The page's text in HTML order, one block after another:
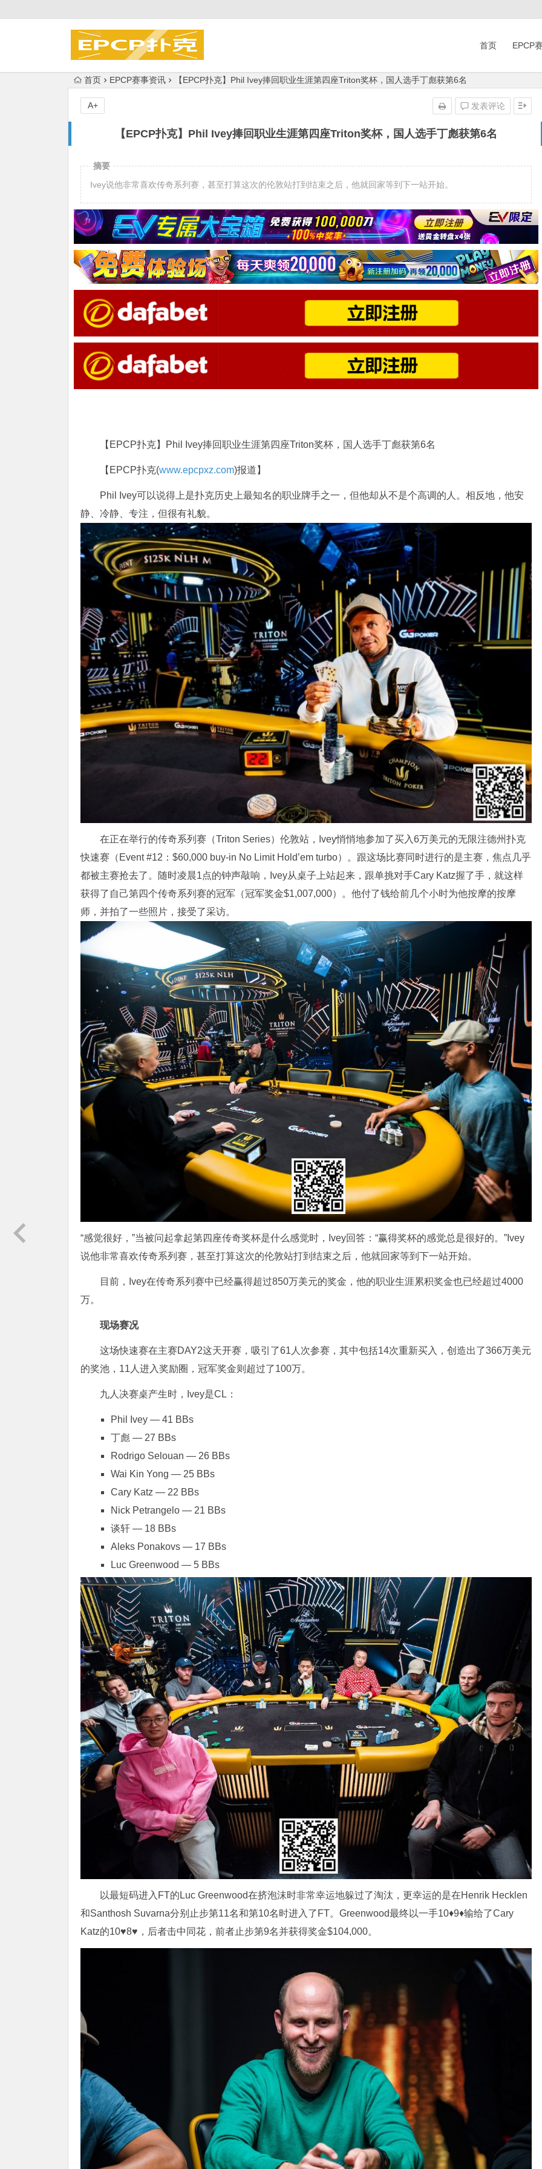
首页 EPCP
首页 EPCP赛事资讯 【EPCP扑克】Phil Ivey捧回职业生涯第四座Triton奖杯，国人选手丁彪获第6名
【EPCP扑克】Phil Ivey捧回职业生涯第四座Triton奖杯，国人选手丁彪获第6名
发表评论
A+
摘要
Ivey说他非常喜欢传奇系列赛，甚至打算这次的伦敦站打到结束之后，他就回家等到下一站开始。
【EPCP扑克】Phil Ivey捧回职业生涯第四座Triton奖杯，国人选手丁彪获第6名
【EPCP扑克(www.epcpxz.com)报道】
Phil Ivey可以说得上是扑克历史上最知名的职业牌手之一，但他却从不是个高调的人。相反地，他安
静、冷静、专注，但很有礼貌。
在正在举行的传奇系列赛（Triton Series）伦敦站，Ivey悄悄地参加了买入6万美元的无限注德州扑克
快速赛（Event #12：$60,000 buy-in No Limit Hold’em turbo）。跟这场比赛同时进行的是主赛，焦点几乎
都被主赛抢去了。随时凌晨1点的钟声敲响，Ivey从桌子上站起来，跟单挑对手Cary Katz握了手，就这样
获得了自己第四个传奇系列赛的冠军（冠军奖金$1,007,000）。他付了钱给前几个小时为他按摩的按摩
师，并拍了一些照片，接受了采访。
“感觉很好，”当被问起拿起第四座传奇奖杯是什么感觉时，Ivey回答：“赢得奖杯的感觉总是很好的。”Ivey
说他非常喜欢传奇系列赛，甚至打算这次的伦敦站打到结束之后，他就回家等到下一站开始。
目前，Ivey在传奇系列赛中已经赢得超过850万美元的奖金，他的职业生涯累积奖金也已经超过4000
万。
现场赛况
这场快速赛在主赛DAY2这天开赛，吸引了61人次参赛，其中包括14次重新买入，创造出了366万美元
的奖池，11人进入奖励圈，冠军奖金则超过了100万。
九人决赛桌产生时，Ivey是CL：
Phil Ivey — 41 BBs
丁彪 — 27 BBs
Rodrigo Selouan — 26 BBs
Wai Kin Yong — 25 BBs
Cary Katz — 22 BBs
Nick Petrangelo — 21 BBs
谈轩 — 18 BBs
Aleks Ponakovs — 17 BBs
Luc Greenwood — 5 BBs
以最短码进入FT的Luc Greenwood在挤泡沫时非常幸运地躲过了淘汰，更幸运的是在Henrik Hecklen
和Santhosh Suvarna分别止步第11名和第10名时进入了FT。Greenwood最终以一手10♦9♦输给了Cary
Katz的10♥8♥，后者击中同花，前者止步第9名并获得奖金$104,000。